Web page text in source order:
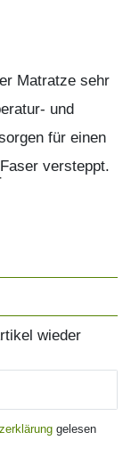
Matratze sehr
und
für einen
versteppt.
wieder
gelesen